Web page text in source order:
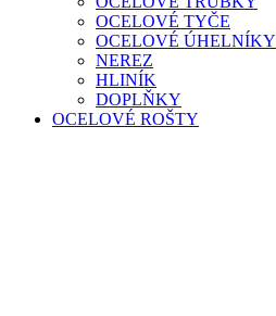
OCELOVÉ TYČE
OCELOVÉ ÚHELNÍKY
NEREZ
HLINÍK
DOPLŇKY
OCELOVÉ ROŠTY